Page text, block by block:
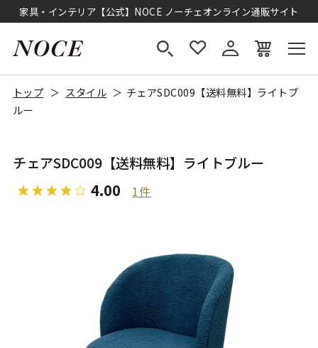
家具・インテリア【公式】NOCE ノーチェオンライン通販サイト
トップ スタイル
チェアSDC009【送料無料】ライトブ
ルー
チェアSDC009【送料無料】ライトブルー
4.00 1件